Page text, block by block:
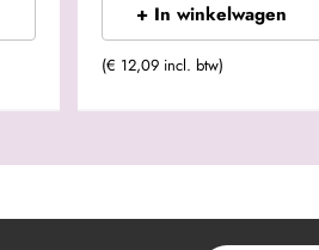
+ In winkelwagen
(€ 12,09 incl. btw)